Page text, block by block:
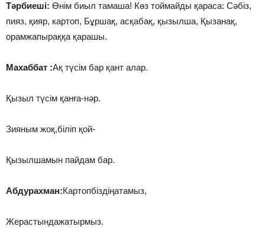
Тәрбиеші: Өнім биыл тамаша! Көз тоймайды қараса: Сәбіз,
пияз, қияр, картоп, Бұршақ, асқабақ, қызылша, Қызанақ,
орамжапыраққа қарашы.
Махаббат :Ақ түсім бар қант алар.
Қызыл түсім қанға-нәр.
Зияным жоқ,біліп қой-
Қызылшамын пайдам бар.
Абдурахман:Картопбіздіңатамыз,
Жерастындажатырмыз.